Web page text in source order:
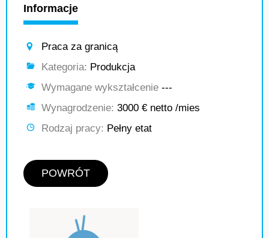
Informacje
Praca za granicą
Kategoria: Produkcja
Wymagane wykształcenie ---
Wynagrodzenie: 3000 € netto /mies
Rodzaj pracy: Pełny etat
POWRÓT